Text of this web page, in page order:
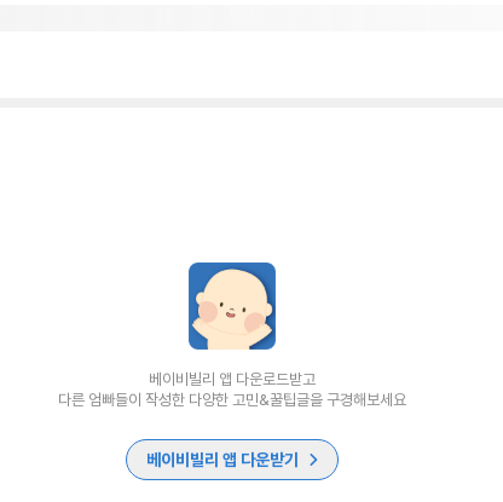
베이비빌리 앱 다운로드받고
다른 엄빠들이 작성한 다양한 고민&꿀팁글을 구경해보세요
베이비빌리 앱 다운받기